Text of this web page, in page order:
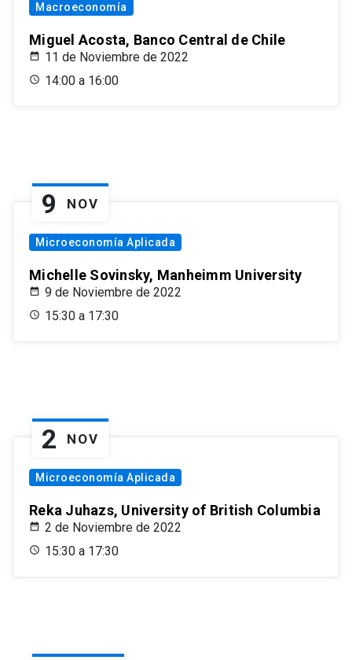
Macroeconomía
Miguel Acosta, Banco Central de Chile
11 de Noviembre de 2022
14:00 a 16:00
9 NOV
Microeconomía Aplicada
Michelle Sovinsky, Manheimm University
9 de Noviembre de 2022
15:30 a 17:30
2 NOV
Microeconomía Aplicada
Reka Juhazs, University of British Columbia
2 de Noviembre de 2022
15:30 a 17:30